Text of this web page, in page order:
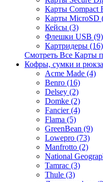
Карты Compact
Карты MicroSD
Кейсы (3)
Флешки USB (9)
Картридеры (16)
Смотреть Все Карты
Кофры, сумки и
Acme Made (4)
Benro (16)
Delsey (2)
Domke (2)
Fancier (4)
Flama (5)
GreenBean (9)
Lowepro (73)
Manfrotto (2)
National
Tamrac (3)
Thule (3)